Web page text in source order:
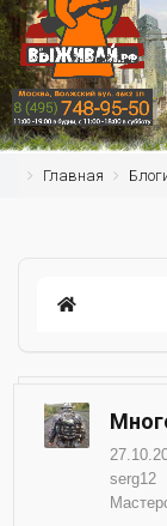
Главная
serg12